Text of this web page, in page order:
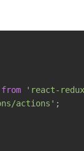
from
'react-
actions'